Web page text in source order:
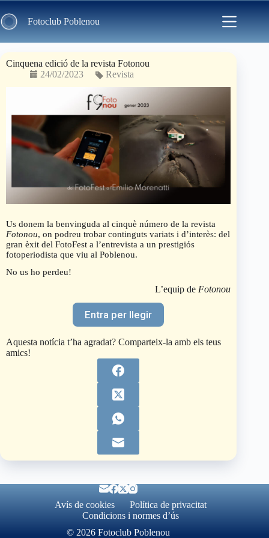
to
content Fotoclub Poblenou
Cinquena edició de la revista Fotonou
24/02/2023
Revista
Us donem la benvinguda al cinquè número de la revista
Fotonou, on podreu trobar continguts variats i d’interès: del
gran èxit del FotoFest a l’entrevista a un prestigiós
fotoperiodista que viu al Poblenou.
No us ho perdeu!
L’equip de Fotonou
Entra per llegir
Aquesta notícia t’ha agradat? Comparteix-la amb els teus
amics!
Avís de cookies
Política de privacitat
Condicions i normes d’ús
© 2026 Fotoclub Poblenou